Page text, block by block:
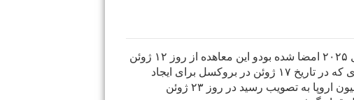
بدنبال پیمانی که در مورد پناهندگان خارجی در سال ۲۰۲۵ امضا شده بودو این معاهده از روز ۱۲ ژوئن
در فرانسه به اجرا گذاشته شده است و به دنبال رأی که در تاریخ ۱۷ ژوئن در بروکسل برای ایجاد
مراکز ی در زمان بازداشت خارجیان بوسیله کمیسیون اروپا به تصویب رسید در روز ۲۳ ژوئن